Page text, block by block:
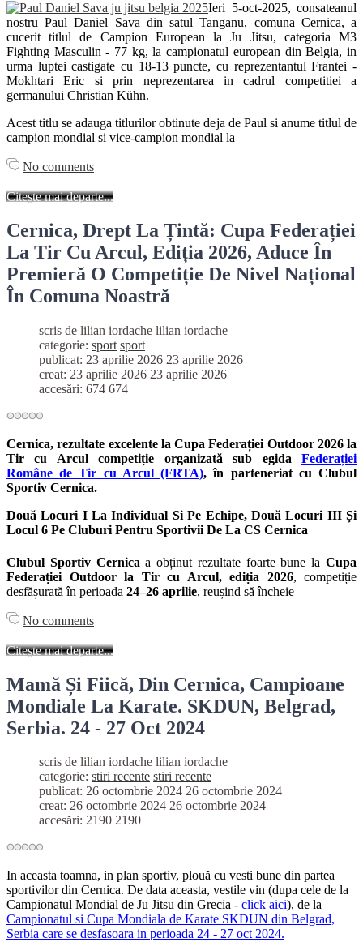
Ieri 5-oct-2025, consateanul
nostru Paul Daniel Sava din satul Tanganu, comuna Cernica, a
cucerit titlul de Campion European la Ju Jitsu, categoria M3
Fighting Masculin - 77 kg, la campionatul european din Belgia, in
urma luptei castigate cu 18-13 puncte, cu reprezentantul Frantei -
Mokhtari Eric si prin neprezentarea in cadrul competitiei a
germanului Christian Kühn.
Acest titlu se adauga titlurilor obtinute deja de Paul si anume titlul de
campion mondial si vice-campion mondial la
No comments
Citește mai departe...
Cernica, Drept La Țintă: Cupa Federației
La Tir Cu Arcul, Ediția 2026, Aduce În
Premieră O Competiție De Nivel Național
În Comuna Noastră
scris de lilian iordache lilian iordache
categorie: sport sport
publicat: 23 aprilie 2026 23 aprilie 2026
creat: 23 aprilie 2026 23 aprilie 2026
accesări: 674 674
Cernica, rezultate excelente la Cupa Federației Outdoor 2026 la
Tir cu Arcul competiție organizată sub egida Federației
Române de Tir cu Arcul (FRTA), în parteneriat cuClubul
Sportiv Cernica.
Două Locuri I La Individual Si Pe Echipe, Două Locuri III Și
Locul 6 Pe Cluburi Pentru Sportivii De La CS Cernica
Clubul Sportiv Cernica a obținut rezultate foarte bune laCupa
Federației Outdoor la Tir cu Arcul, ediția 2026, competiție
desfășurată în perioada 24–26 aprilie, reușind să încheie
No comments
Citește mai departe...
Mamă Și Fiică, Din Cernica, Campioane
Mondiale La Karate. SKDUN, Belgrad,
Serbia. 24 - 27 Oct 2024
scris de lilian iordache lilian iordache
categorie: stiri recente stiri recente
publicat: 26 octombrie 2024 26 octombrie 2024
creat: 26 octombrie 2024 26 octombrie 2024
accesări: 2190 2190
In aceasta toamna, in plan sportiv, plouă cu vesti bune din partea
sportivilor din Cernica. De data aceasta, vestile vin (dupa cele de la
Campionatul Mondial de Ju Jitsu din Grecia - click aici), de la
Campionatul si Cupa Mondiala de Karate SKDUN din Belgrad,
Serbia care se desfasoara in perioada 24 - 27 oct 2024.